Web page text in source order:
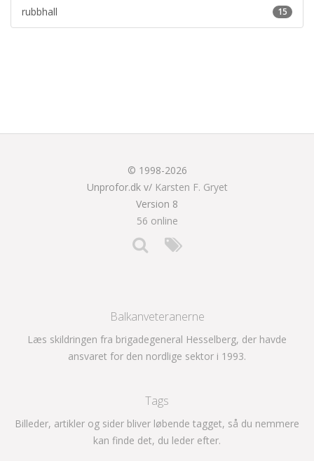
15
rubbhall
© 1998-2026
Unprofor.dk v/ Karsten F. Gryet
Version 8
56 online
Balkanveteranerne
Læs skildringen fra brigadegeneral Hesselberg, der havde
ansvaret for den nordlige sektor i 1993.
Tags
Billeder, artikler og sider bliver løbende tagget, så du nemmere
kan finde det, du leder efter.